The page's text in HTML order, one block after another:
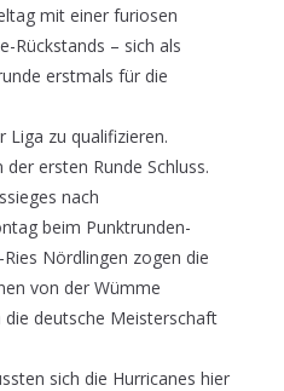
mit einer furiosen
Rückstands – sich als
erstmals für die
Liga zu qualifizieren.
ersten Runde Schluss.
nach
beim Punktrunden-
Nördlingen zogen die
von der Wümme
deutsche Meisterschaft
sich die Hurricanes hier